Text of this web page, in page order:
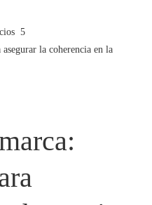
la coherencia en la